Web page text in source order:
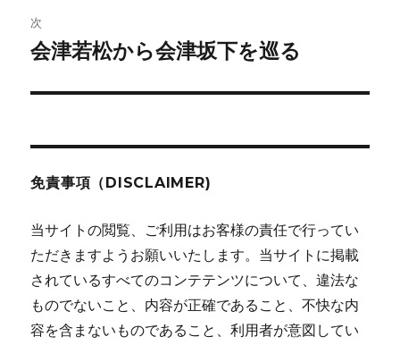
ゲ
ー
シ
ン
次
次
投
会津若松から会津坂下を巡る
免責事項（DISCLAIMER)
当サイトの閲覧、ご利用はお客様の責任で行ってい
ただきますようお願いいたします。当サイトに掲載
されているすべてのコンテテンツについて、違法な
ものでないこと、内容が正確であること、不快な内
容を含まないものであること、利用者が意図してい